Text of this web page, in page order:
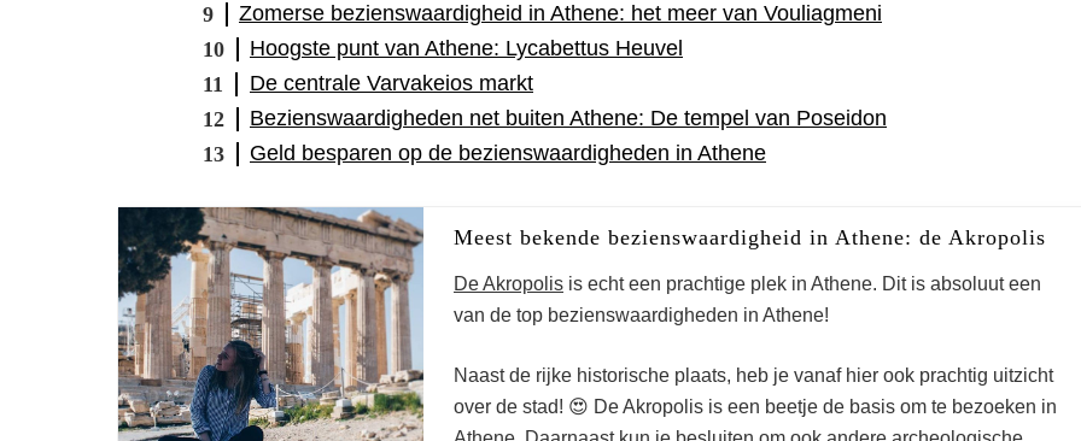
Zomerse bezienswaardigheid in Athene: het meer van Vouliagmeni
Hoogste punt van Athene: Lycabettus Heuvel
De centrale Varvakeios markt
Bezienswaardigheden net buiten Athene: De tempel van Poseidon
Geld besparen op de bezienswaardigheden in Athene
Meest bekende bezienswaardigheid in Athene: de Akropolis
De Akropolis is echt een prachtige plek in Athene. Dit is absoluut een
van de top bezienswaardigheden in Athene!
Naast de rijke historische plaats, heb je vanaf hier ook prachtig uitzicht
over de stad! 😍 De Akropolis is een beetje de basis om te bezoeken in